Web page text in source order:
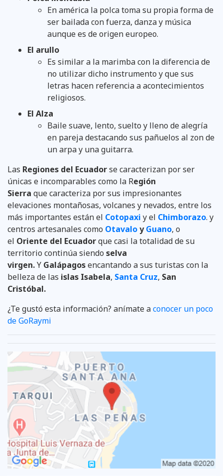
En américa la polca toma su propia forma de
ser bailada con fuerza, danza y música
aunque es de origen europeo.
El arullo
Es similar a la marimba con la diferencia de
no utilizar dicho instrumento y que sus
letras hacen referencia a acontecimientos
religiosos.
El Alza
Baile suave, lento, suelto y lleno de alegría
en pareja destacando sus pañuelos al zon de
un arpa y una guitarra.
Las Regiones del Ecuadorse caracterizan por ser
únicas e incomparables como la Región
Sierra que caracteriza por sus impresionantes
elevaciones montañosas, volcanes y nevados, entre los
más importantes están el Cotopaxi y el Chimborazo. y
centros artesanales como Otavaloy Guano, o
el Oriente del Ecuadorque casi la totalidad de su
territorio continúa siendo selva
virgen.Y Galápagosencantando a sus turistas con la
belleza de las islas Isabela, Santa Cruz, San
Cristóbal.
¿Te gustó esta información? anímate aconocer un poco
de GoRaymi